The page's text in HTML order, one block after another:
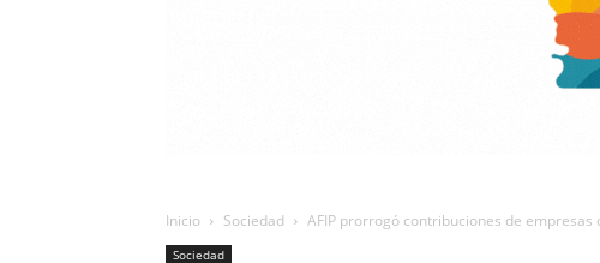
Inicio Sociedad AFIP prorrogó contribuciones de empresas
Sociedad